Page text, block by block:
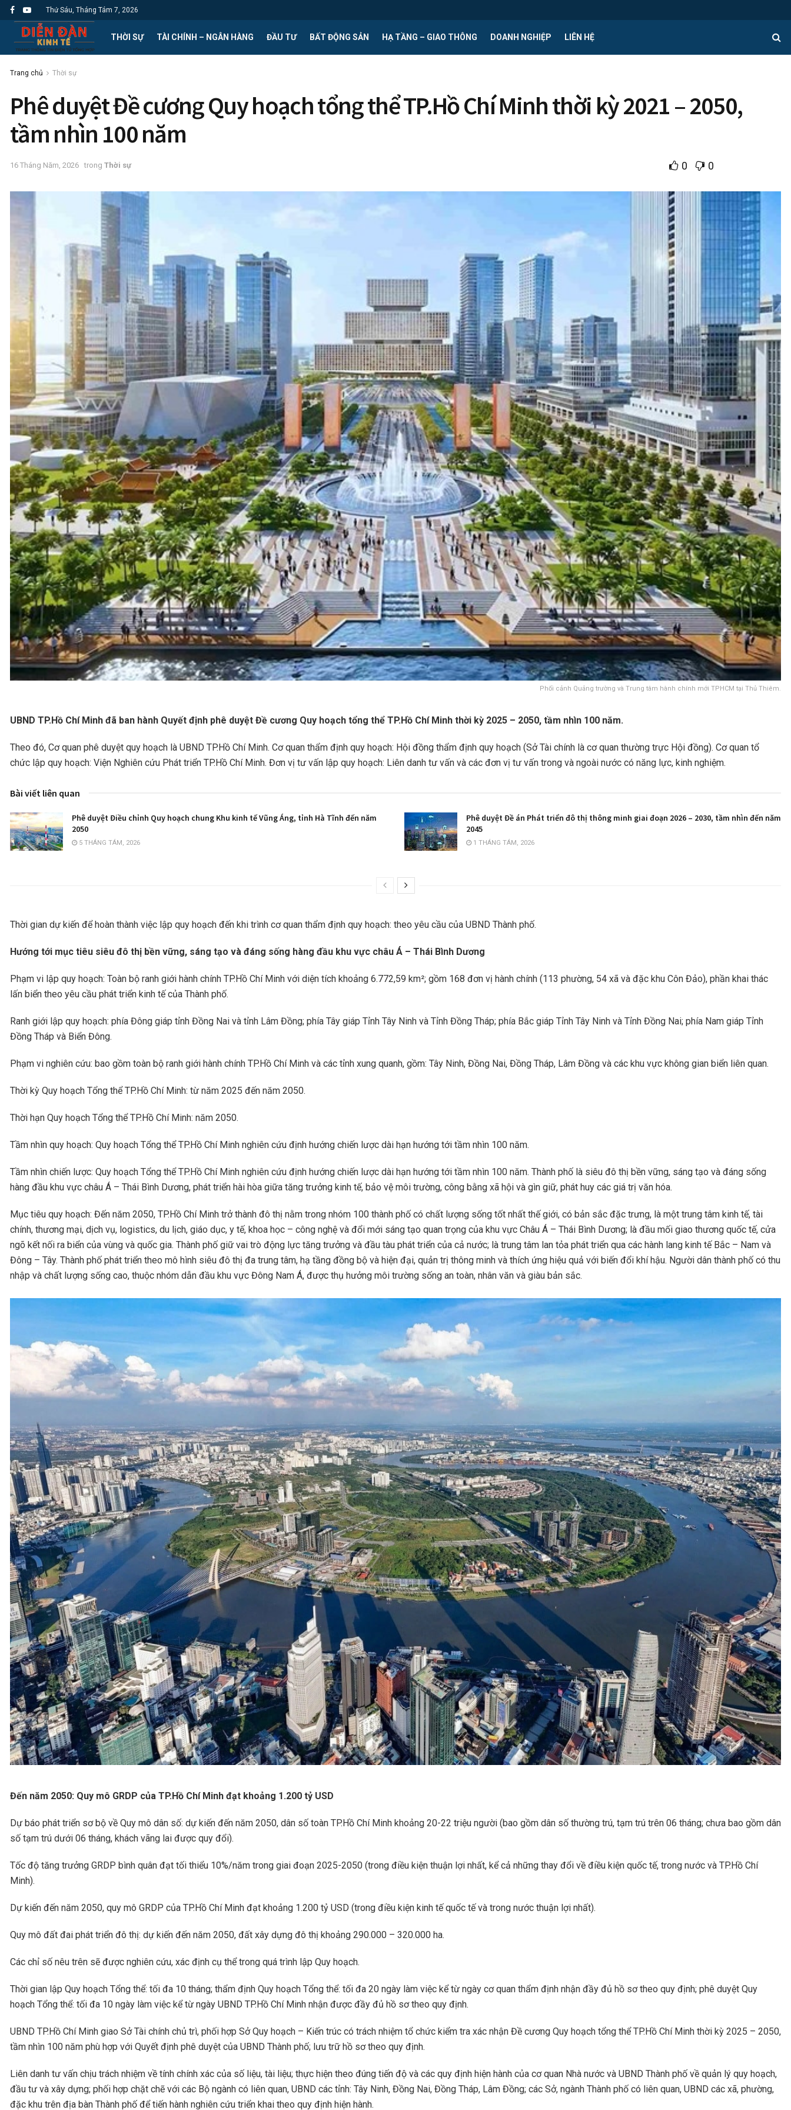
Thứ Sáu, Tháng Tám 7, 2026
THỜI SỰ TÀI CHÍNH – NGÂN HÀNG ĐẦU TƯ BẤT ĐỘNG SẢN HẠ TẦNG – GIAO THÔNG DOANH NGHIỆP LIÊN HỆ
Trang chủ Thời sự
Phê duyệt Đề cương Quy hoạch tổng thể TP.Hồ Chí Minh thời kỳ 2021 – 2050,
tầm nhìn 100 năm
16 Tháng Năm, 2026 trong Thời sự 0 0
Phối cảnh Quảng trường và Trung tâm hành chính mới TPHCM tại Thủ Thiêm.
UBND TP.Hồ Chí Minh đã ban hành Quyết định phê duyệt Đề cương Quy hoạch tổng thể TP.Hồ Chí Minh thời kỳ 2025 – 2050, tầm nhìn 100 năm.
Theo đó, Cơ quan phê duyệt quy hoạch là UBND TP.Hồ Chí Minh. Cơ quan thẩm định quy hoạch: Hội đồng thẩm định quy hoạch (Sở Tài chính là cơ quan thường trực Hội đồng). Cơ quan tổ
chức lập quy hoạch: Viện Nghiên cứu Phát triển TP.Hồ Chí Minh. Đơn vị tư vấn lập quy hoạch: Liên danh tư vấn và các đơn vị tư vấn trong và ngoài nước có năng lực, kinh nghiệm.
Bài viết liên quan
Phê duyệt Điều chỉnh Quy hoạch chung Khu kinh tế Vũng Áng, tỉnh Hà Tĩnh đến năm
2050
5 THÁNG TÁM, 2026
Phê duyệt Đề án Phát triển đô thị thông minh giai đoạn 2026 – 2030, tầm nhìn đến năm
2045
1 THÁNG TÁM, 2026
Thời gian dự kiến để hoàn thành việc lập quy hoạch đến khi trình cơ quan thẩm định quy hoạch: theo yêu cầu của UBND Thành phố.
Hướng tới mục tiêu siêu đô thị bền vững, sáng tạo và đáng sống hàng đầu khu vực châu Á – Thái Bình Dương
Phạm vi lập quy hoạch: Toàn bộ ranh giới hành chính TP.Hồ Chí Minh với diện tích khoảng 6.772,59 km²; gồm 168 đơn vị hành chính (113 phường, 54 xã và đặc khu Côn Đảo), phần khai thác
lấn biển theo yêu cầu phát triển kinh tế của Thành phố.
Ranh giới lập quy hoạch: phía Đông giáp tỉnh Đồng Nai và tỉnh Lâm Đồng; phía Tây giáp Tỉnh Tây Ninh và Tỉnh Đồng Tháp; phía Bắc giáp Tỉnh Tây Ninh và Tỉnh Đồng Nai; phía Nam giáp Tỉnh
Đồng Tháp và Biển Đông.
Phạm vi nghiên cứu: bao gồm toàn bộ ranh giới hành chính TP.Hồ Chí Minh và các tỉnh xung quanh, gồm: Tây Ninh, Đồng Nai, Đồng Tháp, Lâm Đồng và các khu vực không gian biển liên quan.
Thời kỳ Quy hoạch Tổng thể TP.Hồ Chí Minh: từ năm 2025 đến năm 2050.
Thời hạn Quy hoạch Tổng thể TP.Hồ Chí Minh: năm 2050.
Tầm nhìn quy hoạch: Quy hoạch Tổng thể TP.Hồ Chí Minh nghiên cứu định hướng chiến lược dài hạn hướng tới tầm nhìn 100 năm.
Tầm nhìn chiến lược: Quy hoạch Tổng thể TP.Hồ Chí Minh nghiên cứu định hướng chiến lược dài hạn hướng tới tầm nhìn 100 năm. Thành phố là siêu đô thị bền vững, sáng tạo và đáng sống
hàng đầu khu vực châu Á – Thái Bình Dương, phát triển hài hòa giữa tăng trưởng kinh tế, bảo vệ môi trường, công bằng xã hội và gìn giữ, phát huy các giá trị văn hóa.
Mục tiêu quy hoạch: Đến năm 2050, TP.Hồ Chí Minh trở thành đô thị nằm trong nhóm 100 thành phố có chất lượng sống tốt nhất thế giới, có bản sắc đặc trưng, là một trung tâm kinh tế, tài
chính, thương mại, dịch vụ, logistics, du lịch, giáo dục, y tế, khoa học – công nghệ và đổi mới sáng tạo quan trọng của khu vực Châu Á – Thái Bình Dương; là đầu mối giao thương quốc tế, cửa
ngõ kết nối ra biển của vùng và quốc gia. Thành phố giữ vai trò động lực tăng trưởng và đầu tàu phát triển của cả nước; là trung tâm lan tỏa phát triển qua các hành lang kinh tế Bắc – Nam và
Đông – Tây. Thành phố phát triển theo mô hình siêu đô thị đa trung tâm, hạ tầng đồng bộ và hiện đại, quản trị thông minh và thích ứng hiệu quả với biến đổi khí hậu. Người dân thành phố có thu
nhập và chất lượng sống cao, thuộc nhóm dẫn đầu khu vực Đông Nam Á, được thụ hưởng môi trường sống an toàn, nhân văn và giàu bản sắc.
Đến năm 2050: Quy mô GRDP của TP.Hồ Chí Minh đạt khoảng 1.200 tỷ USD
Dự báo phát triển sơ bộ về Quy mô dân số: dự kiến đến năm 2050, dân số toàn TP.Hồ Chí Minh khoảng 20-22 triệu người (bao gồm dân số thường trú, tạm trú trên 06 tháng; chưa bao gồm dân
số tạm trú dưới 06 tháng, khách vãng lai được quy đổi).
Tốc độ tăng trưởng GRDP bình quân đạt tối thiểu 10%/năm trong giai đoạn 2025-2050 (trong điều kiện thuận lợi nhất, kể cả những thay đổi về điều kiện quốc tế, trong nước và TP.Hồ Chí
Minh).
Dự kiến đến năm 2050, quy mô GRDP của TP.Hồ Chí Minh đạt khoảng 1.200 tỷ USD (trong điều kiện kinh tế quốc tế và trong nước thuận lợi nhất).
Quy mô đất đai phát triển đô thị: dự kiến đến năm 2050, đất xây dựng đô thị khoảng 290.000 – 320.000 ha.
Các chỉ số nêu trên sẽ được nghiên cứu, xác định cụ thể trong quá trình lập Quy hoạch.
Thời gian lập Quy hoạch Tổng thể: tối đa 10 tháng; thẩm định Quy hoạch Tổng thể: tối đa 20 ngày làm việc kể từ ngày cơ quan thẩm định nhận đầy đủ hồ sơ theo quy định; phê duyệt Quy
hoạch Tổng thể: tối đa 10 ngày làm việc kể từ ngày UBND TP.Hồ Chí Minh nhận được đầy đủ hồ sơ theo quy định.
UBND TP.Hồ Chí Minh giao Sở Tài chính chủ trì, phối hợp Sở Quy hoạch – Kiến trúc có trách nhiệm tổ chức kiểm tra xác nhận Đề cương Quy hoạch tổng thể TP.Hồ Chí Minh thời kỳ 2025 – 2050,
tầm nhìn 100 năm phù hợp với Quyết định phê duyệt của UBND Thành phố; lưu trữ hồ sơ theo quy định.
Liên danh tư vấn chịu trách nhiệm về tính chính xác của số liệu, tài liệu; thực hiện theo đúng tiến độ và các quy định hiện hành của cơ quan Nhà nước và UBND Thành phố về quản lý quy hoạch,
đầu tư và xây dựng; phối hợp chặt chẽ với các Bộ ngành có liên quan, UBND các tỉnh: Tây Ninh, Đồng Nai, Đồng Tháp, Lâm Đồng; các Sở, ngành Thành phố có liên quan, UBND các xã, phường,
đặc khu trên địa bàn Thành phố để tiến hành nghiên cứu triển khai theo quy định hiện hành.